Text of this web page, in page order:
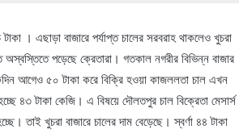
। এছাড়া বাজারে পর্যাপ্ত চালের সরবরাহ থাকলেও খুচরা
অস্বস্তিতে পড়েছে ক্রেতারা। গতকাল নগরীর বিভিন্ন বাজার
আগেও ৫০ টাকা করে বিক্রি হওয়া কাজললতা চাল এখন
৪৩ টাকা কেজি। এ বিষয়ে দৌলতপুর চাল বিক্রেতা মেসার্স
তাই খুচরা বাজারে চালের দাম বেড়েছে। স্বর্ণা ৪৪ টাকা